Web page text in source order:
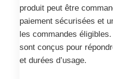
produit peut être
paiement sécurisées et
les commandes
sont conçus pour
et durées d’usage.